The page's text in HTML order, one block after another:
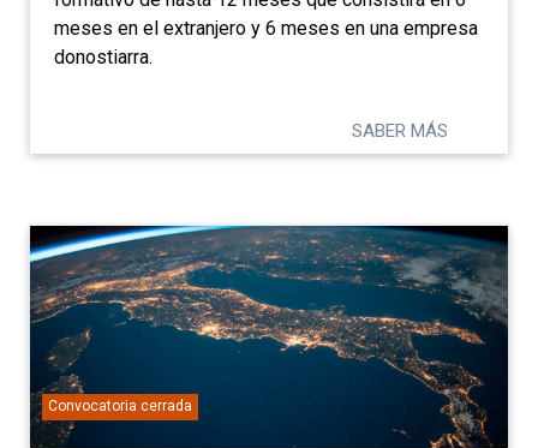
meses en el extranjero y 6 meses en una empresa
donostiarra.
SABER MÁS
Convocatoria cerrada